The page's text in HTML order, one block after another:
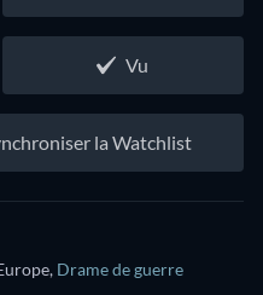
Vu
la Watchlist
, Drame de guerre